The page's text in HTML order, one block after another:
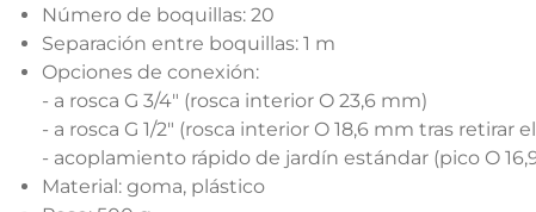
Número de boquillas: 20
Separación entre boquillas: 1 m
Opciones de conexión:
- a rosca G 3/4" (rosca interior O 23,6 mm)
- a rosca G 1/2" (rosca interior O 18,6 mm tras retirar
- acoplamiento rápido de jardín estándar (pico O
Material: goma, plástico